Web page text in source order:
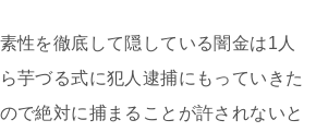
性を徹底して隠している闇金は1人
芋づる式に犯人逮捕にもっていきた
で絶対に捕まることが許されないと